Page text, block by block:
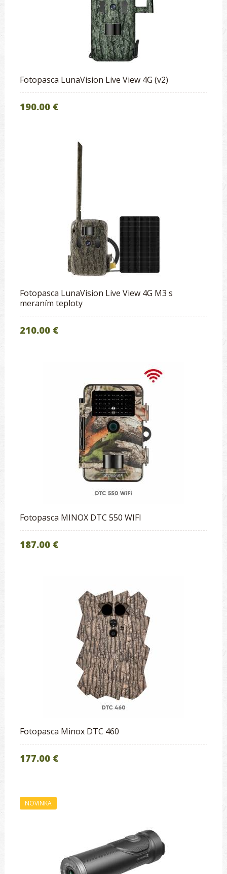
Fotopasca LunaVision Live View 4G (v2)
190.00 €
Fotopasca LunaVision Live View 4G M3 s
meraním teploty
210.00 €
Fotopasca MINOX DTC 550 WIFI
187.00 €
Fotopasca Minox DTC 460
177.00 €
NOVINKA